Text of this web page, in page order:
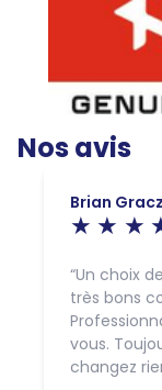
Nos avis
Brian
Un choix
très bons
vous.
changez